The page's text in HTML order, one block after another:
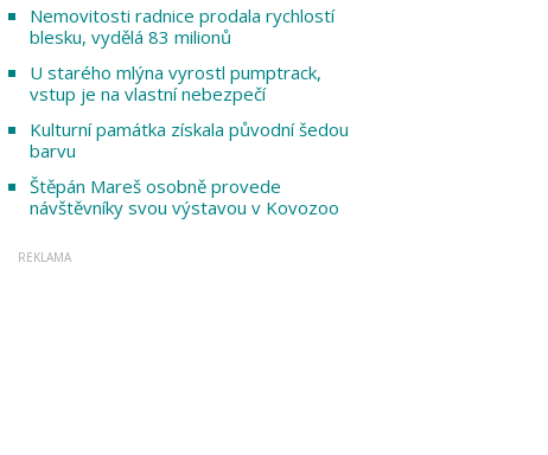
Nemovitosti radnice prodala rychlostí
blesku, vydělá 83 milionů
U starého mlýna vyrostl pumptrack,
vstup je na vlastní nebezpečí
Kulturní památka získala původní šedou
barvu
Štěpán Mareš osobně provede
návštěvníky svou výstavou v Kovozoo